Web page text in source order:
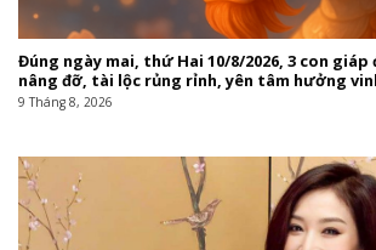
Đúng ngày mai, thứ Hai 10/8/2026, 3 con giáp
nâng đỡ, tài lộc rủng rỉnh, yên tâm hưởng
9 Tháng 8, 2026